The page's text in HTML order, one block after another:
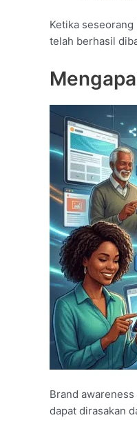
Ketika
telah berhasil
Brand
dapat dirasakan